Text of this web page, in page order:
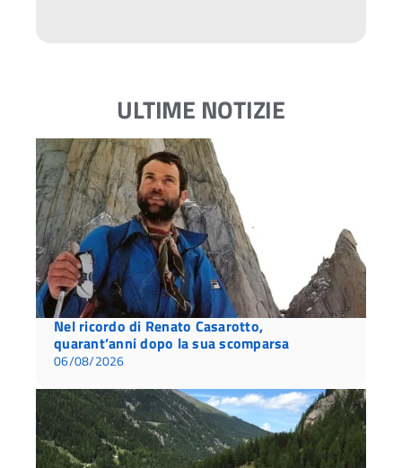
ULTIME NOTIZIE
Nel ricordo di Renato Casarotto,
quarant’anni dopo la sua scomparsa
06/08/2026